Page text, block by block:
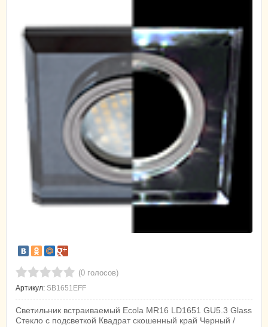
(0 голосов)
Артикул: SB1651EFF
Светильник встраиваемый Ecola MR16 LD1651 GU5.3 Glass
Стекло с подсветкой Квадрат скошенный край Черный /